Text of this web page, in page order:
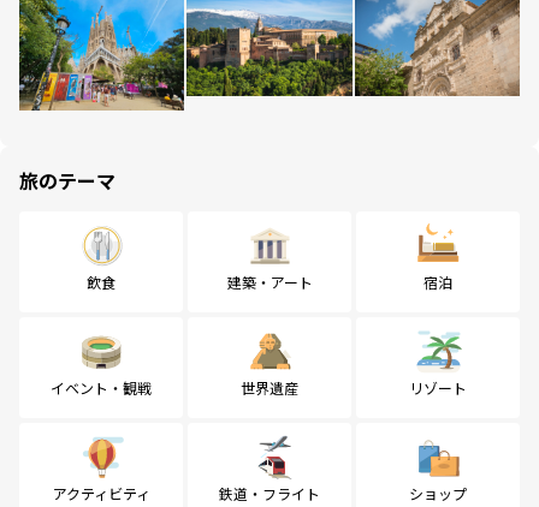
旅のテーマ
飲食 建築・アート 宿泊
イベント・観戦 世界遺産 リゾート
アクティビティ 鉄道・フライト ショップ